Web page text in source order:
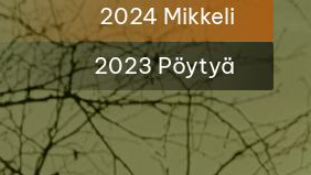
2024 Mikkeli
2023 Pöytyä